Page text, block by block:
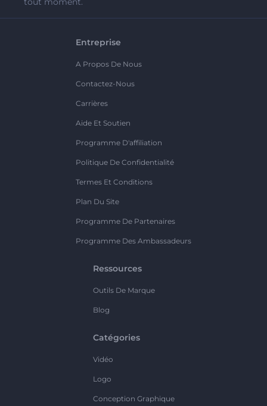
Entreprise
A Propos De Nous
Contactez-Nous
Carrières
Aide Et Soutien
Programme D'affiliation
Politique De Confidentialité
Termes Et Conditions
Plan Du Site
Programme De Partenaires
Programme Des Ambassadeurs
Ressources
Outils De Marque
Blog
Catégories
Vidéo
Logo
Conception Graphique